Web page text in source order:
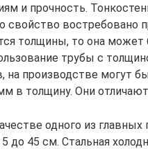
и прочность.
свойство востребовано
толщины, то она
трубы с
на производстве могут
в толщину. Они
одного из
до 45 см. Стальная